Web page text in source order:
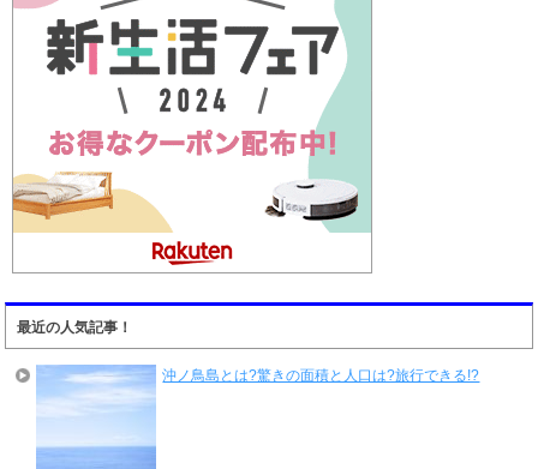
最近の人気記事！
沖ノ鳥島とは?驚きの面積と人口は?旅行できる!?